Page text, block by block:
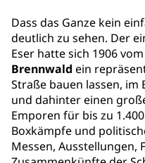
Dass das Ganze kein
deutlich zu sehen. Der
Eser hatte sich 1906
Brennwald ein
Straße bauen lassen, im
und dahinter einen
Emporen für bis zu
Boxkämpfe und
Messen, Ausstellungen,